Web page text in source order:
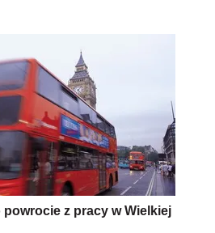
z pracy w Wielkiej